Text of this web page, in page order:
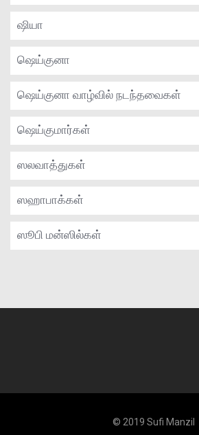
ஷியா
ஷெய்குனா
ஷெய்குனா வாழ்வில் நடந்தவைகள்
ஷெய்குமார்கள்
ஸலவாத்துகள்
ஸஹாபாக்கள்
ஸூபி மன்ஸில்கள்
© 2019 Sufi Manzil